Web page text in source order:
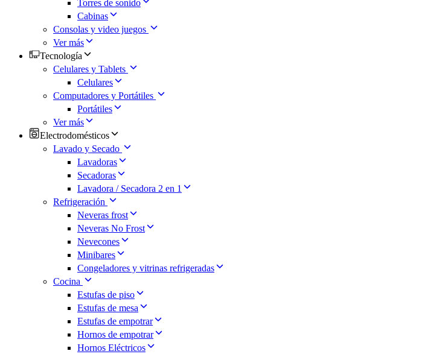
Torres de sonido
Cabinas
Consolas y video juegos
Ver más
Tecnología
Celulares y Tablets
Celulares
Computadores y Portátiles
Portátiles
Ver más
Electrodomésticos
Lavado y Secado
Lavadoras
Secadoras
Lavadora / Secadora 2 en 1
Refrigeración
Neveras frost
Neveras No Frost
Nevecones
Minibares
Congeladores y vitrinas refrigeradas
Cocina
Estufas de piso
Estufas de mesa
Estufas de empotrar
Hornos de empotrar
Hornos Eléctricos